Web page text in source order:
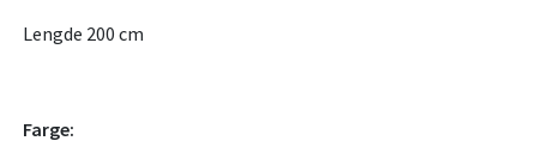
Lengde 200 cm
Farge: